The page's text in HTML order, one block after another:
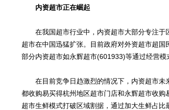
内资超市正在崛起
在我国超市行业中，内资超市大部分专注于
超市在中国迅猛扩张。目前政府对外资超市超
部分内资超市如永辉超市(601933)等通过经营模
在目前竞争日趋激烈的情况下，内资超市未
都收购易买得杭州地区超市门店和永辉超市收
超市生鲜模式打破区域割据，通过加大生鲜占比